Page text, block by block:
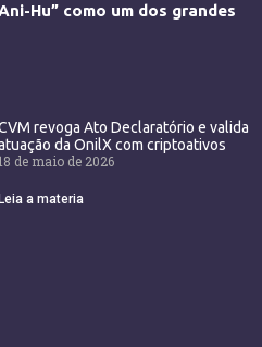
Hu” como um dos grandes
revoga Ato Declaratório e valida
da OnilX com criptoativos
de maio de 2026
Leia a materia